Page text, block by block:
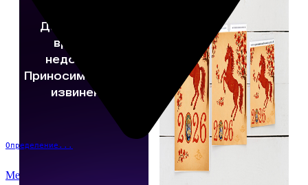
Определение...
Меню